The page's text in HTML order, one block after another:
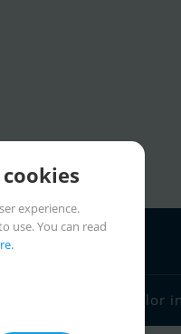
Sailor
experience.
use. You can read